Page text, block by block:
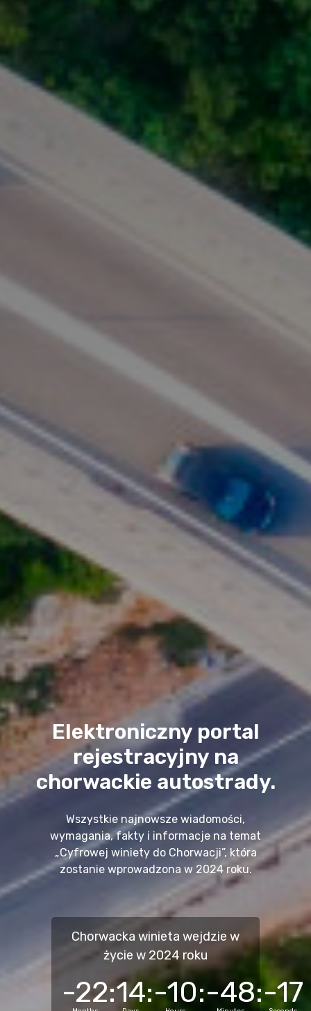
Elektroniczny portal
rejestracyjny na
chorwackie autostrady.
Wszystkie najnowsze wiadomości,
wymagania, fakty i informacje na temat
„Cyfrowej winiety do Chorwacji”, która
zostanie wprowadzona w 2024 roku.
Chorwacka winieta wejdzie w
życie w 2024 roku
-22:14:-10:-48:-17